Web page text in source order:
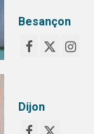
Besançon
Dijon